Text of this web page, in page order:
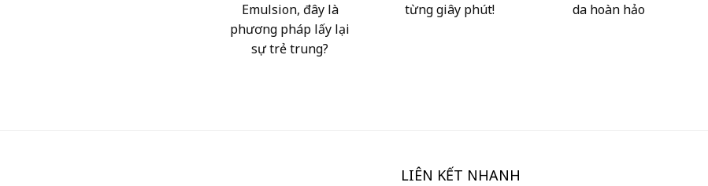
Emulsion, đây là
phương pháp lấy lại
sự trẻ trung?
từng giây phút!
da hoàn hảo
LIÊN KẾT NHANH